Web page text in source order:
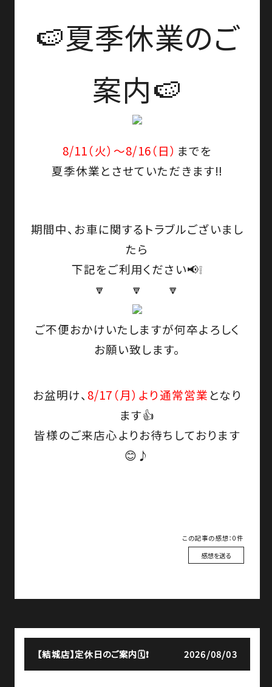
🍉夏季休業のご
案内🍉
8/11（火）～8/16（日） までを
夏季休業とさせていただきます‼️
期間中、お車に関するトラブルございまし
たら
下記をご利用ください📢❕
🔽 🔽 🔽
ご不便おかけいたしますが何卒よろしく
お願い致します。
お盆明け、 8/17（月）より通常営業 となり
ます👍
皆様のご来店心よりお待ちしております
😊♪
この記事の感想：0件
感想を送る
【結城店】定休日のご案内🗓️❗ 2026/08/03